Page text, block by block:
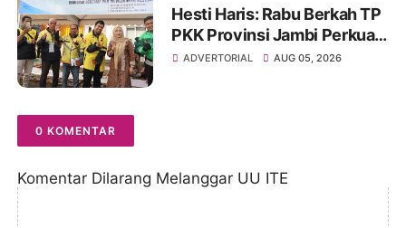
Hesti Haris: Rabu Berkah TP
PKK Provinsi Jambi Perkuat
Literasi Keuangan dan
ADVERTORIAL AUG 05, 2026
0 KOMENTAR
Komentar Dilarang Melanggar UU ITE